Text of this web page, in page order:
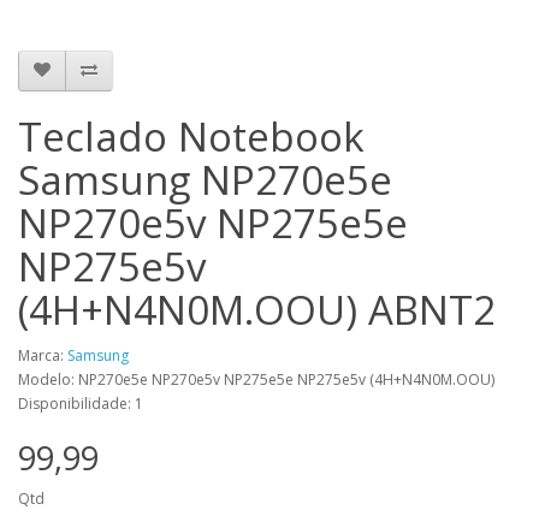
Teclado Notebook
Samsung NP270e5e
NP270e5v NP275e5e
NP275e5v
(4H+N4N0M.OOU) ABNT2
Marca: Samsung
Modelo: NP270e5e NP270e5v NP275e5e NP275e5v (4H+N4N0M.OOU)
Disponibilidade: 1
99,99
Qtd